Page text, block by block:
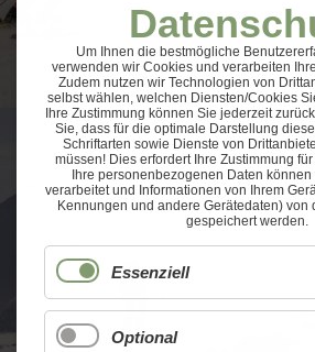
Um Ihnen die bestmögliche
verwenden wir Cookies und verarbeiten
Zudem nutzen wir Technologien von
selbst wählen, welchen Diensten/Cookies
Ihre Zustimmung können Sie jederzeit
Sie, dass für die optimale Darstellung
Schriftarten sowie Dienste von
müssen! Dies erfordert Ihre Zustimmung
Ihre personenbezogenen Daten
verarbeitet und Informationen von Ihrem
Kennungen und andere Gerätedaten) von
gespeichert werden.
Essenziell
Optional